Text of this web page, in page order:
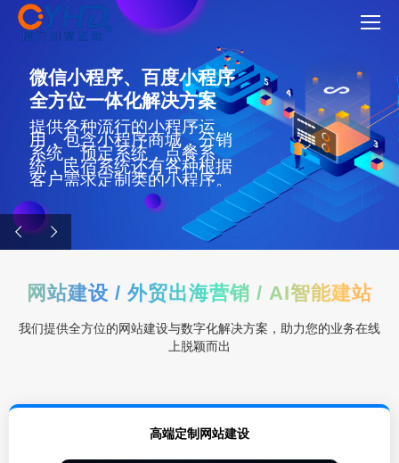
微信小程序、百度小程序
全方位一体化解决方案
提供各种流行的小程序运
用，包含小程序商城，分销
系统，预定系统，点餐系
统，民宿系统还有各种根据
客户需求定制类的小程序。
网站建设 / 外贸出海营销 / AI智能建站
我们提供全方位的网站建设与数字化解决方案，助力您的业务在线
上脱颖而出
高端定制网站建设